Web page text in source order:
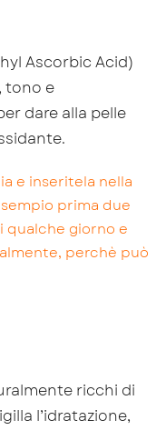
Ascorbic Acid)
tono e
dare alla pelle
e inseritela nella
prima due
qualche giorno e
perchè può
ricchi di
l’idratazione,